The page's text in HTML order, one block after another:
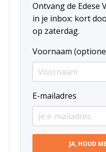
Ontvang de Edese
in je inbox: kort
op zaterdag.
Voornaam
E-mailadres